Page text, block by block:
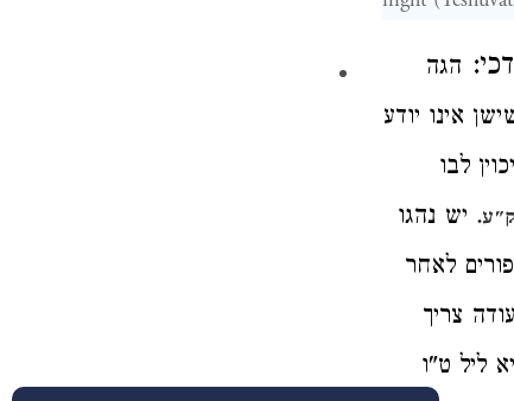
הגה
אינו יודע
לבו
. יש נהגו
לאחר
צריך
ליל ט"ו